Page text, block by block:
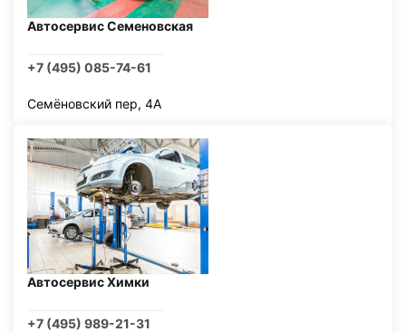
Автосервис Семеновская
+7 (495) 085-74-61
Семёновский пер, 4А
Автосервис Химки
+7 (495) 989-21-31